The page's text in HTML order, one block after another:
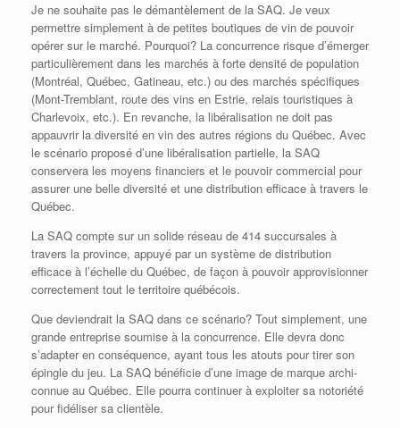
Je ne souhaite pas le démantèlement de la SAQ. Je veux
permettre simplement à de petites boutiques de vin de pouvoir
opérer sur le marché. Pourquoi? La concurrence risque d’émerger
particulièrement dans les marchés à forte densité de population
(Montréal, Québec, Gatineau, etc.) ou des marchés spécifiques
(Mont-Tremblant, route des vins en Estrie, relais touristiques à
Charlevoix, etc.). En revanche, la libéralisation ne doit pas
appauvrir la diversité en vin des autres régions du Québec. Avec
le scénario proposé d’une libéralisation partielle, la SAQ
conservera les moyens financiers et le pouvoir commercial pour
assurer une belle diversité et une distribution efficace à travers le
Québec.
La SAQ compte sur un solide réseau de 414 succursales à
travers la province, appuyé par un système de distribution
efficace à l’échelle du Québec, de façon à pouvoir approvisionner
correctement tout le territoire québécois.
Que deviendrait la SAQ dans ce scénario? Tout simplement, une
grande entreprise soumise à la concurrence. Elle devra donc
s’adapter en conséquence, ayant tous les atouts pour tirer son
épingle du jeu. La SAQ bénéficie d’une image de marque archi-
connue au Québec. Elle pourra continuer à exploiter sa notoriété
pour fidéliser sa clientèle.